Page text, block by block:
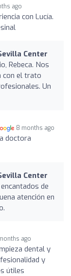
ago
con Lucía.
Center
Rebeca. Nos
con el trato
Un
8 months ago
doctora
Center
de
atención en
ago
dental y
y
útiles